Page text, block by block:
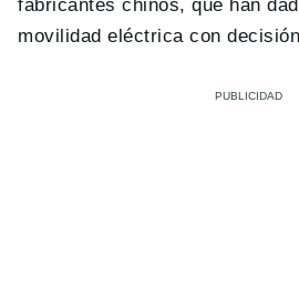
fabricantes chinos, que han
movilidad eléctrica con